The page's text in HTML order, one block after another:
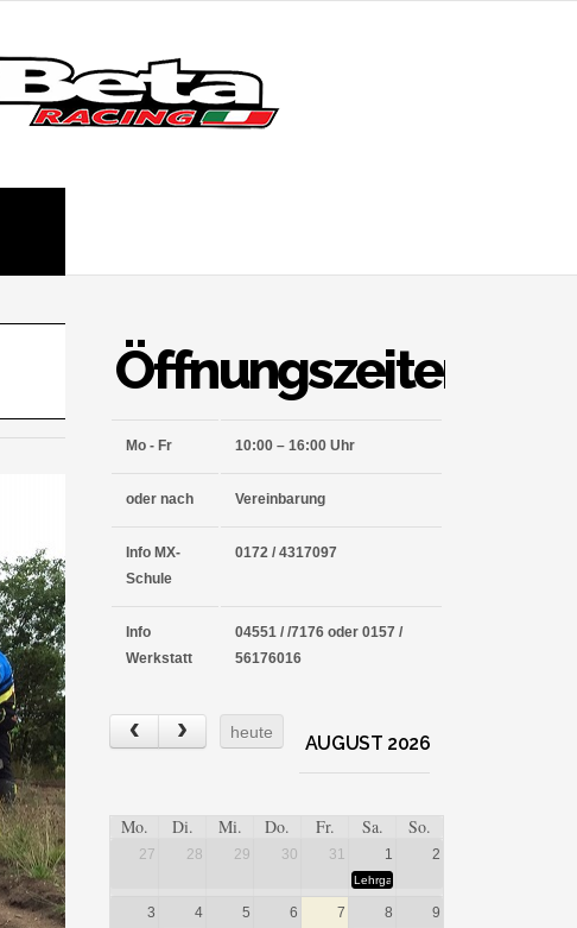
Öffnungszeiten
Mo - Fr 10:00 – 16:00 Uhr
oder nach Vereinbarung
Info MX-
Schule
0172 / 4317097
Info
Werkstatt
04551 / /7176 oder 0157 /
56176016
heute
AUGUST 2026
Mo. Di. Mi. Do. Fr. Sa. So.
27 28 29 30 31 1 2
Lehrgang 10-15.30 Uhr
3 4 5 6 7 8 9